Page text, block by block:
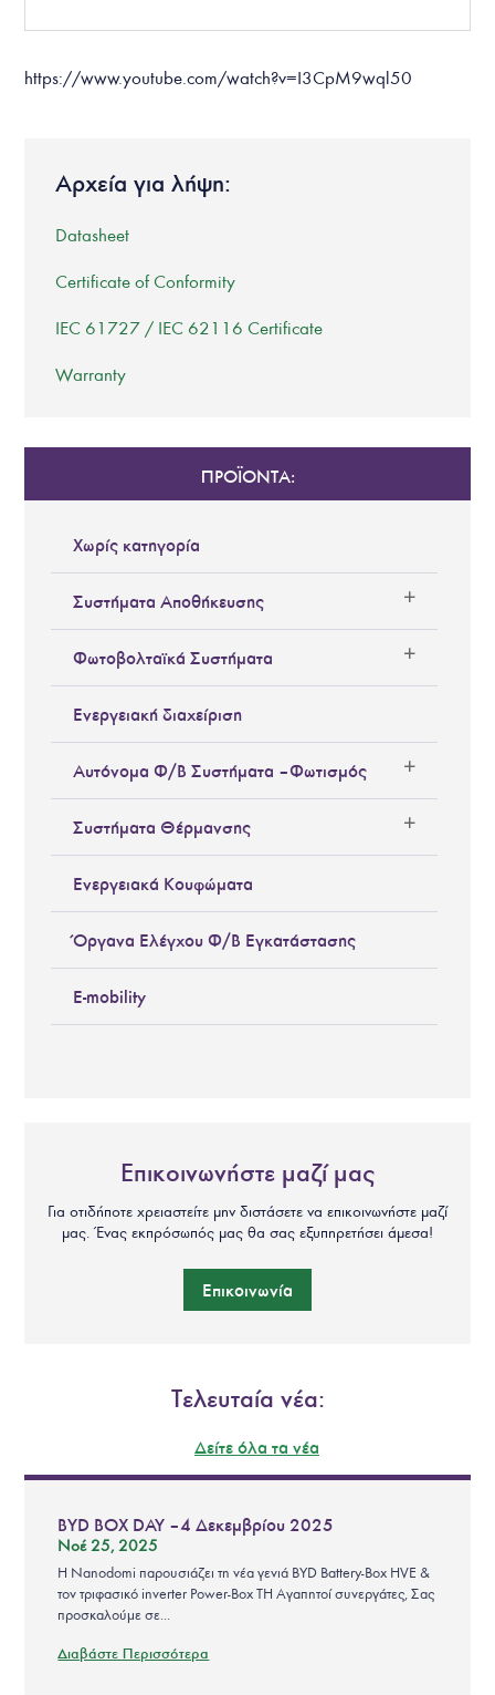
https://www.youtube.com/watch?v=I3CpM9wql50
Αρχεία για λήψη:
Datasheet
Certificate of Conformity
IEC 61727 / IEC 62116 Certificate
Warranty
ΠΡΟΪΟΝΤΑ:
Χωρίς κατηγορία
Συστήματα Αποθήκευσης
Φωτοβολταϊκά Συστήματα
Ενεργειακή διαχείριση
Αυτόνομα Φ/Β Συστήματα – Φωτισμός
Συστήματα Θέρμανσης
Ενεργειακά Κουφώματα
Όργανα Ελέγχου Φ/Β Εγκατάστασης
E-mobility
Επικοινωνήστε μαζί μας
Για οτιδήποτε χρειαστείτε μην διστάσετε να επικοινωνήστε μαζί
μας. Ένας εκπρόσωπός μας θα σας εξυπηρετήσει άμεσα!
Επικοινωνία
Τελευταία νέα:
Δείτε όλα τα νέα
BYD BOX DAY – 4 Δεκεμβρίου 2025
Νοέ 25, 2025
Η Nanodomi παρουσιάζει τη νέα γενιά BYD Battery-Box HVE &
τον τριφασικό inverter Power-Box TH Αγαπητοί συνεργάτες, Σας
προσκαλούμε σε...
Διαβάστε Περισσότερα